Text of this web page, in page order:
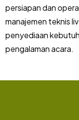
persiapan dan
manajemen teknis
penyediaan
pengalaman acara.